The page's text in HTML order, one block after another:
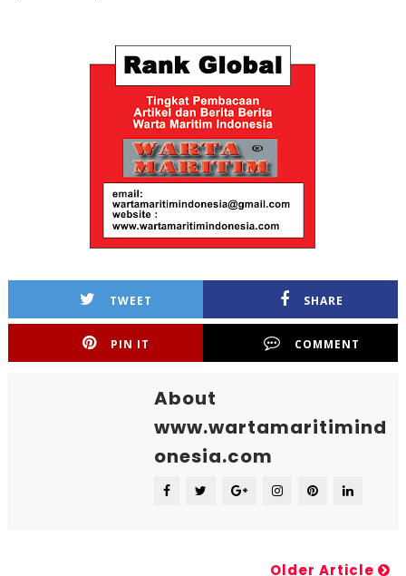
TWEET SHARE
PIN IT COMMENT
About
www.wartamaritimind
onesia.com
Older Article